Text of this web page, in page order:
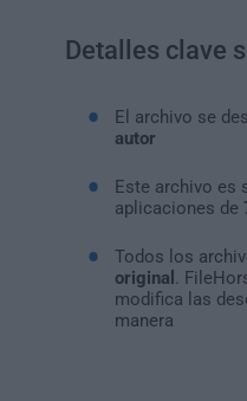
Detalles clave
El archivo se
autor
Este archivo es
aplicaciones de
Todos los
original
.
modifica las
manera